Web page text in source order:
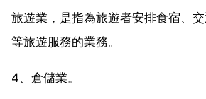
旅遊業，是指為旅遊者安排食宿、
等旅遊服務的業務。
4、倉儲業。